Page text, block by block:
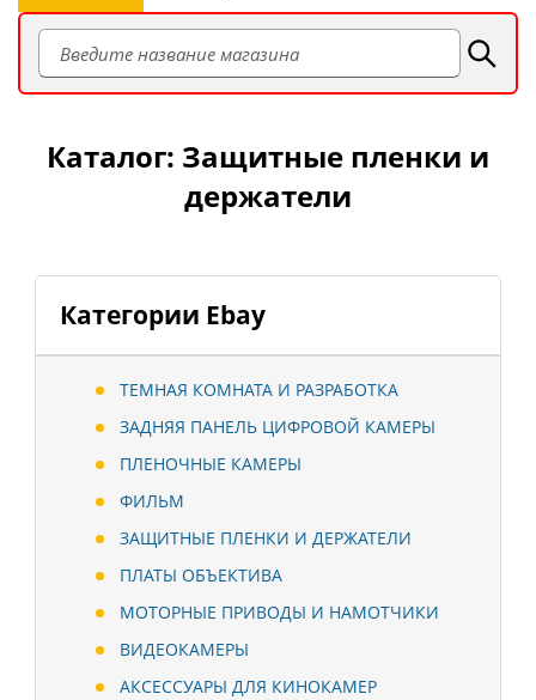
Категории Ebay
ТЕМНАЯ КОМНАТА И РАЗРАБОТКА
ЗАДНЯЯ ПАНЕЛЬ ЦИФРОВОЙ КАМЕРЫ
ПЛЕНОЧНЫЕ КАМЕРЫ
ФИЛЬМ
ЗАЩИТНЫЕ ПЛЕНКИ И ДЕРЖАТЕЛИ
ПЛАТЫ ОБЪЕКТИВА
МОТОРНЫЕ ПРИВОДЫ И НАМОТЧИКИ
ВИДЕОКАМЕРЫ
АКСЕССУАРЫ ДЛЯ КИНОКАМЕР
Каталог: Защитные пленки и
держатели